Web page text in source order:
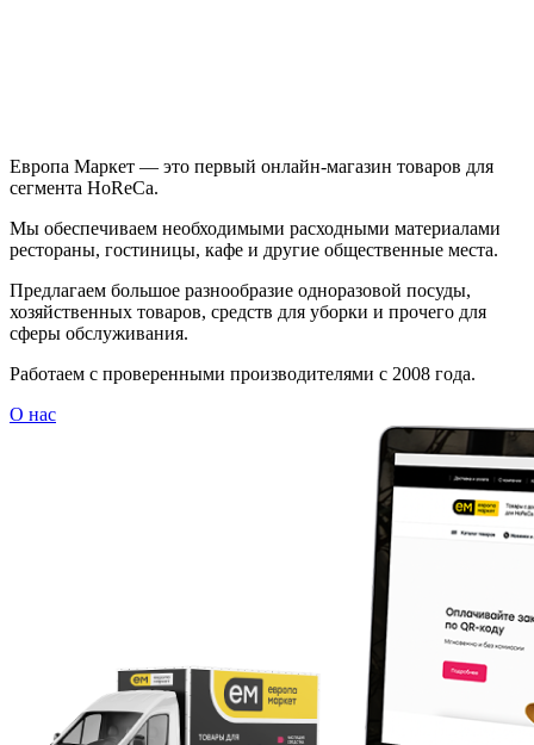
Европа Маркет — это первый онлайн-магазин товаров для
сегмента HoReCa.
Мы обеспечиваем необходимыми расходными материалами
рестораны, гостиницы, кафе и другие общественные места.
Предлагаем большое разнообразие одноразовой посуды,
хозяйственных товаров, средств для уборки и прочего для
сферы обслуживания.
Работаем с проверенными производителями с 2008 года.
О нас